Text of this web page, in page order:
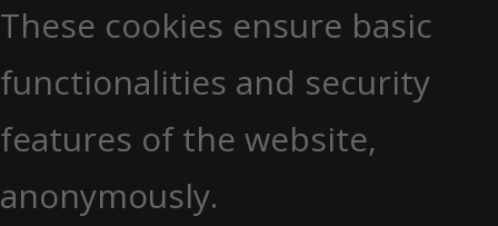
These cookies ensure basic
functionalities and security
features of the website,
anonymously.